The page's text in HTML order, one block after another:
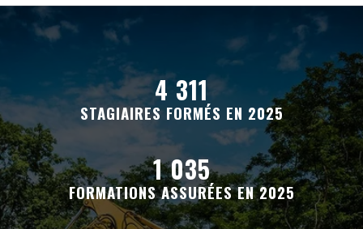
4 311
STAGIAIRES FORMÉS EN 2025
1 035
FORMATIONS ASSURÉES EN 2025
alt="" title="">